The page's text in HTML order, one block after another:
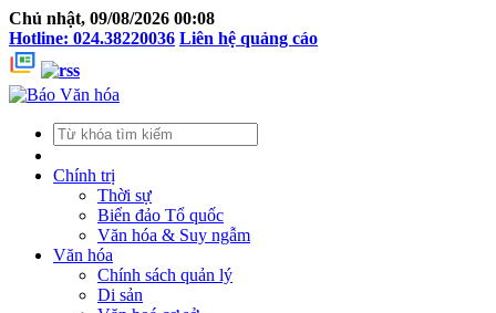
Chủ nhật, 09/08/2026 00:08
Hotline: 024.38220036 Liên hệ quảng cáo
Chính trị
Thời sự
Biển đảo Tổ quốc
Văn hóa & Suy ngẫm
Văn hóa
Chính sách quản lý
Di sản